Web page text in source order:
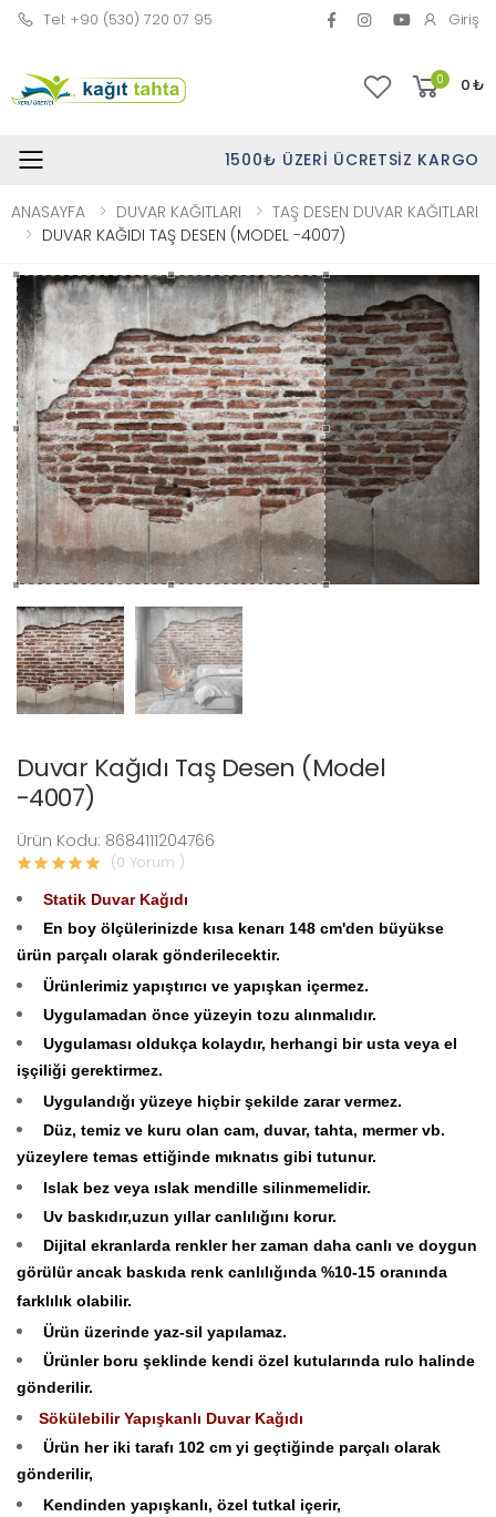
Tel: +90 (530) 720 07 95 Giriş
0 0₺
Toggle mobile menu1500₺ ÜZERI ÜCRETSIZ KARGO
ANASAYFA DUVAR KAĞITLARI
TAŞ DESEN DUVAR KAĞITLARI
DUVAR KAĞIDI TAŞ DESEN (MODEL -4007)
Duvar Kağıdı Taş Desen (Model
-4007)
Ürün Kodu: 8684111204766
(0 Yorum )
Statik Duvar Kağıdı
En boy ölçülerinizde kısa kenarı 148 cm'den büyükse
ürün parçalı olarak gönderilecektir.
Ürünlerimiz yapıştırıcı ve yapışkan içermez.
Uygulamadan önce yüzeyin tozu alınmalıdır.
Uygulaması oldukça kolaydır, herhangi bir usta veya el
işçiliği gerektirmez.
Uygulandığı yüzeye hiçbir şekilde zarar vermez.
Düz, temiz ve kuru olan cam, duvar, tahta, mermer vb.
yüzeylere temas ettiğinde mıknatıs gibi tutunur.
Islak bez veya ıslak mendille silinmemelidir.
Uv baskıdır,uzun yıllar canlılığını korur.
Dijital ekranlarda renkler her zaman daha canlı ve doygun
görülür ancak baskıda renk canlılığında %10-15 oranında
farklılık olabilir.
Ürün üzerinde yaz-sil yapılamaz.
Ürünler boru şeklinde kendi özel kutularında rulo halinde
gönderilir.
Sökülebilir Yapışkanlı Duvar Kağıdı
Ürün her iki tarafı 102 cm yi geçtiğinde parçalı olarak
gönderilir,
Kendinden yapışkanlı, özel tutkal içerir,